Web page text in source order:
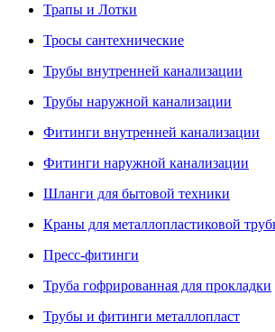
Трапы и Лотки
Тросы сантехнические
Трубы внутренней канализации
Трубы наружной канализации
Фитинги внутренней канализации
Фитинги наружной канализации
Шланги для бытовой техники
Краны для металлопластиковой
Пресс-фитинги
Труба гофрированная для прокладки
Трубы и фитинги металлопласт